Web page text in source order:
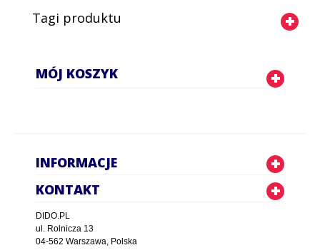
Tagi produktu
MÓJ KOSZYK
INFORMACJE
KONTAKT
DIDO.PL
ul. Rolnicza 13
04-562 Warszawa, Polska